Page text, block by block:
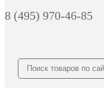
8 (495) 970-46-85